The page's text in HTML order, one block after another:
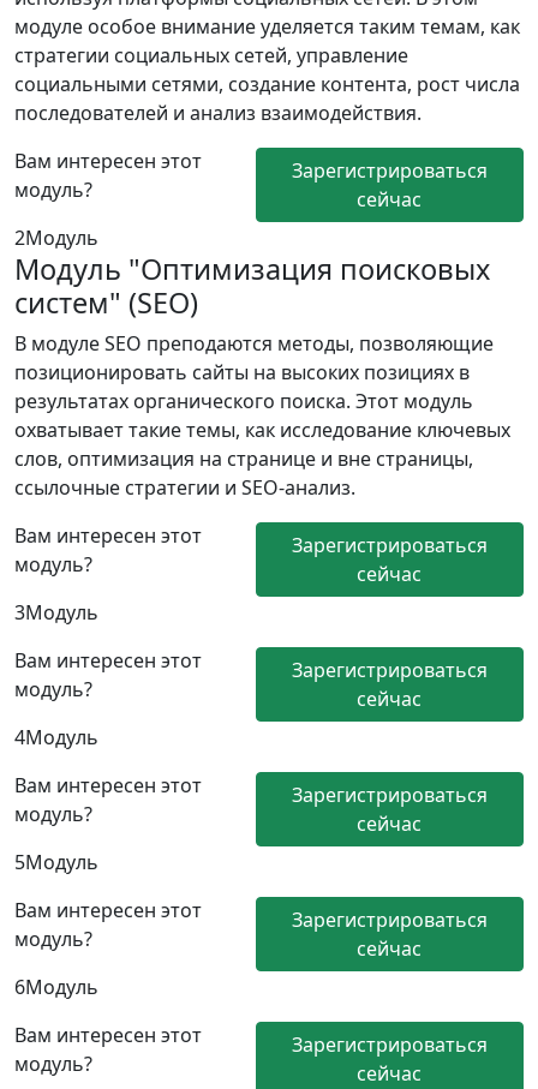
модуле особое внимание уделяется таким темам, как
стратегии социальных сетей, управление
социальными сетями, создание контента, рост числа
последователей и анализ взаимодействия.
Вам интересен этот
модуль?
Зарегистрироваться
сейчас
2Модуль
Модуль "Оптимизация поисковых
систем" (SEO)
В модуле SEO преподаются методы, позволяющие
позиционировать сайты на высоких позициях в
результатах органического поиска. Этот модуль
охватывает такие темы, как исследование ключевых
слов, оптимизация на странице и вне страницы,
ссылочные стратегии и SEO-анализ.
Вам интересен этот
модуль?
Зарегистрироваться
сейчас
3Модуль
Вам интересен этот
модуль?
Зарегистрироваться
сейчас
4Модуль
Вам интересен этот
модуль?
Зарегистрироваться
сейчас
5Модуль
Вам интересен этот
модуль?
Зарегистрироваться
сейчас
6Модуль
Вам интересен этот
модуль?
Зарегистрироваться
сейчас